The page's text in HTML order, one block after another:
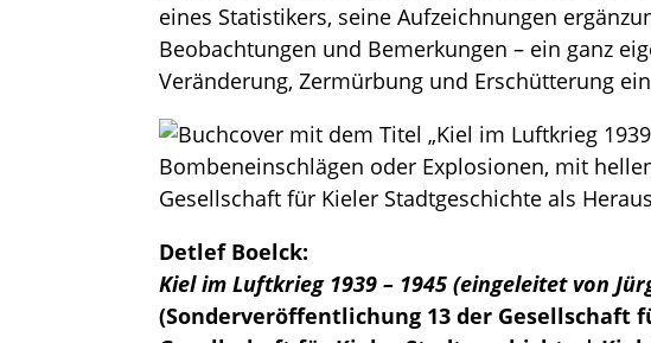
eines Statistikers, seine Aufzeichnungen
Beobachtungen und Bemerkungen – ein ganz
Veränderung, Zermürbung und Erschütterung
Detlef Boelck:
Kiel im Luftkrieg 1939 – 1945 (eingeleitet von
(Sonderveröffentlichung 13 der Gesellschaft